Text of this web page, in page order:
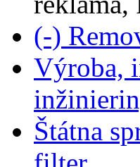
(-)
Výroba,
Štátna